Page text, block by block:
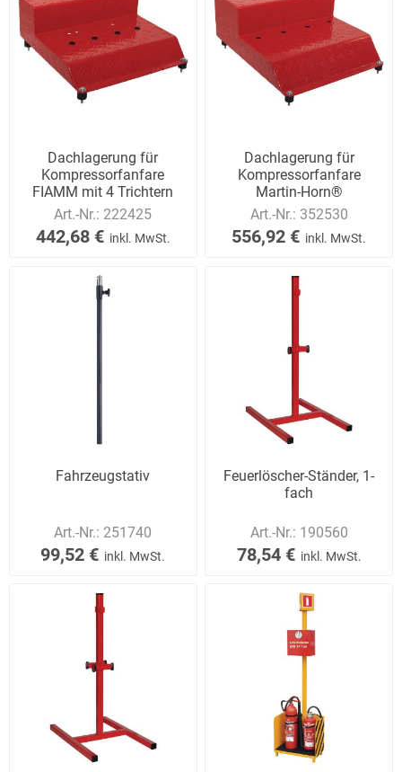
Dachlagerung für
Kompressorfanfare
FIAMM mit 4 Trichtern
Art.-Nr.: 222425
442,68 € inkl. MwSt.
Dachlagerung für
Kompressorfanfare
Martin-Horn®
Art.-Nr.: 352530
556,92 € inkl. MwSt.
Fahrzeugstativ
Art.-Nr.: 251740
99,52 € inkl. MwSt.
Feuerlöscher-Ständer, 1-
fach
Art.-Nr.: 190560
78,54 € inkl. MwSt.